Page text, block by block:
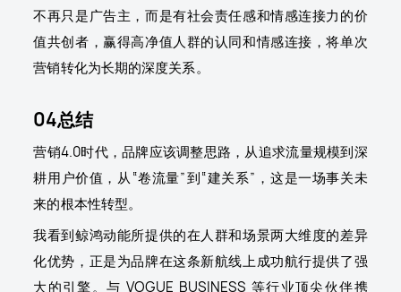
不再只是广告主，而是有社会责任感和情感连接力的价
值共创者，赢得高净值人群的认同和情感连接，将单次
营销转化为长期的深度关系。
04总结
营销4.0时代，品牌应该调整思路，从追求流量规模到深
耕用户价值，从“卷流量”到“建关系”，这是一场事关未
来的根本性转型。
我看到鲸鸿动能所提供的在人群和场景两大维度的差异
化优势，正是为品牌在这条新航线上成功航行提供了强
大的引擎。与 VOGUE BUSINESS 等行业顶尖伙伴携